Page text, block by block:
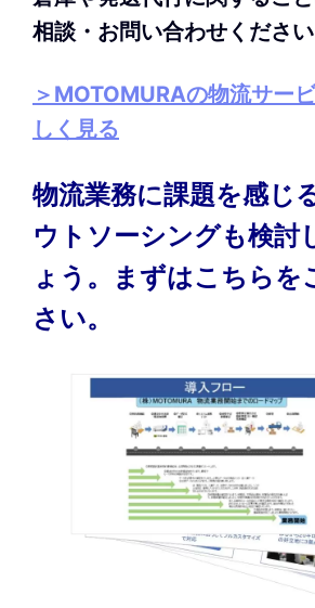
相談・お問い合わせください
＞MOTOMURAの物流サー
しく見る
物流業務に課題を感じ
ウトソーシングも検討
ょう。まずはこちらを
さい。